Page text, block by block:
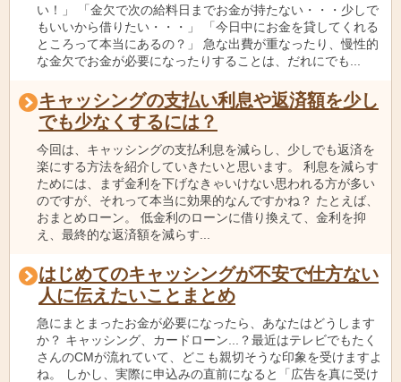
い！」 「金欠で次の給料日までお金が持たない・・・少しで
もいいから借りたい・・・」 「今日中にお金を貸してくれる
ところって本当にあるの？」 急な出費が重なったり、慢性的
な金欠でお金が必要になったりすることは、だれにでも...
キャッシングの支払い利息や返済額を少し
でも少なくするには？
今回は、キャッシングの支払利息を減らし、少しでも返済を
楽にする方法を紹介していきたいと思います。 利息を減らす
ためには、まず金利を下げなきゃいけない思われる方が多い
のですが、それって本当に効果的なんですかね？ たとえば、
おまとめローン。 低金利のローンに借り換えて、金利を抑
え、最終的な返済額を減らす...
はじめてのキャッシングが不安で仕方ない
人に伝えたいことまとめ
急にまとまったお金が必要になったら、あなたはどうします
か？ キャッシング、カードローン...？最近はテレビでもたく
さんのCMが流れていて、どこも親切そうな印象を受けますよ
ね。 しかし、実際に申込みの直前になると「広告を真に受け